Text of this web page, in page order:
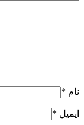
نام *
ایمیل *